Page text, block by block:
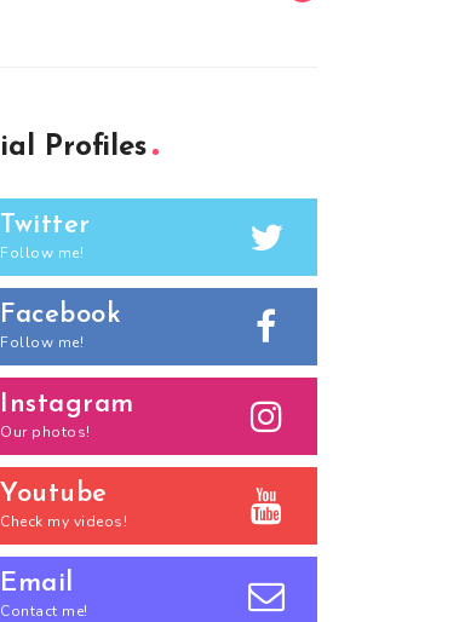
Profiles
Twitter
Follow me!
Facebook
Follow me!
Instagram
Our photos!
Youtube
Check my videos!
Email
Contact me!